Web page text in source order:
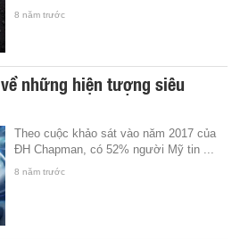
8 năm trước
những hiện tượng siêu
Theo cuộc khảo sát vào năm 2017 của
ĐH Chapman, có 52% người Mỹ tin ...
8 năm trước